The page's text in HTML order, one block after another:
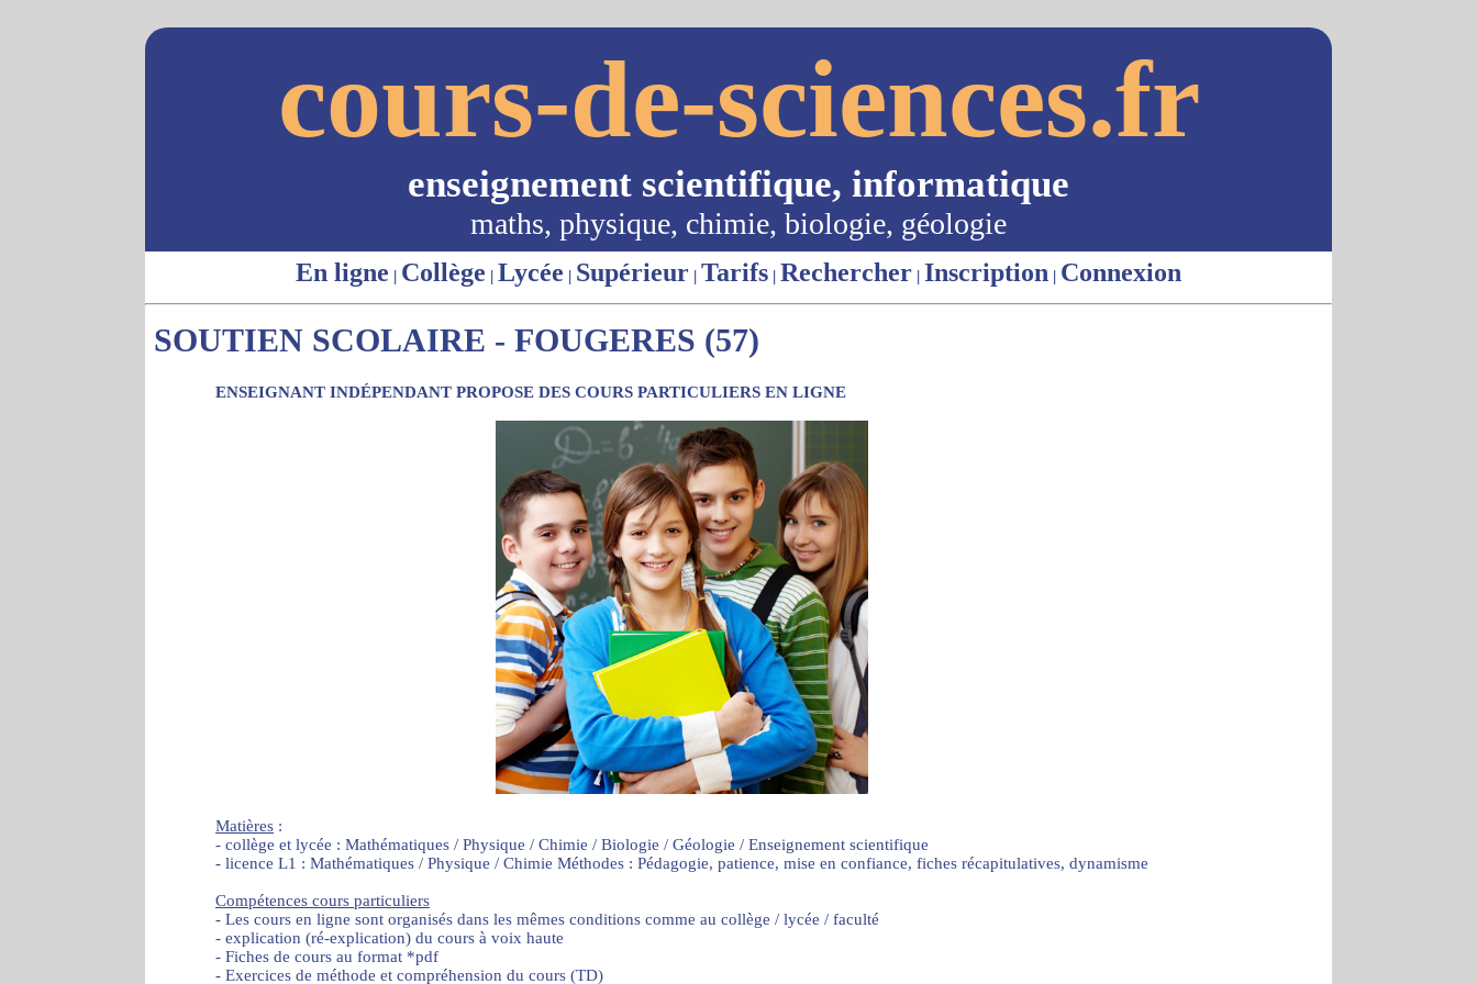
cours-de-sciences.fr
enseignement scientifique, informatique
maths, physique, chimie, biologie, géologie
En ligne | Collège | Lycée | Supérieur | Tarifs | Rechercher | Inscription | Connexion
SOUTIEN SCOLAIRE - FOUGERES (57)
ENSEIGNANT INDÉPENDANT PROPOSE DES COURS PARTICULIERS EN LIGNE
Matières :
- collège et lycée : Mathématiques / Physique / Chimie / Biologie / Géologie / Enseignement scientifique
- licence L1 : Mathématiques / Physique / Chimie Méthodes : Pédagogie, patience, mise en confiance, fiches récapitulatives, dynamisme
Compétences cours particuliers
- Les cours en ligne sont organisés dans les mêmes conditions comme au collège / lycée / faculté
- explication (ré-explication) du cours à voix haute
- Fiches de cours au format *pdf
- Exercices de méthode et compréhension du cours (TD)